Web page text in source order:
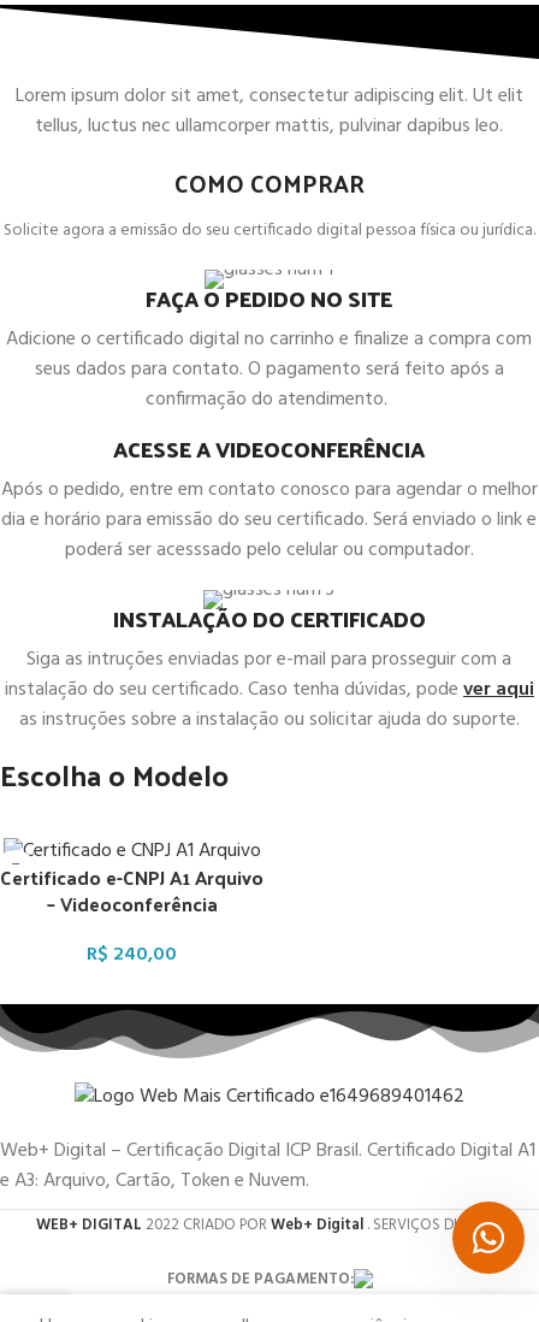
Lorem ipsum dolor sit amet, consectetur adipiscing elit. Ut elit
tellus, luctus nec ullamcorper mattis, pulvinar dapibus leo.
COMO COMPRAR
Solicite agora a emissão do seu certificado digital pessoa física ou jurídica.
FAÇA O PEDIDO NO SITE
Adicione o certificado digital no carrinho e finalize a compra com
seus dados para contato. O pagamento será feito após a
confirmação do atendimento.
ACESSE A VIDEOCONFERÊNCIA
Após o pedido, entre em contato conosco para agendar o melhor
dia e horário para emissão do seu certificado. Será enviado o link e
poderá ser acesssado pelo celular ou computador.
INSTALAÇÃO DO CERTIFICADO
Siga as intruções enviadas por e-mail para prosseguir com a
instalação do seu certificado. Caso tenha dúvidas, podever aqui
as instruções sobre a instalação ou solicitar ajuda do suporte.
Escolha o Modelo
Certificado e-CNPJ A1 Arquivo
– Videoconferência
R$ 240,00
Web+ Digital – Certificação Digital ICP Brasil. Certificado Digital A1
e A3: Arquivo, Cartão, Token e Nuvem.
WEB+ DIGITAL 2022 CRIADO PORWeb+ Digital. SERVIÇOS DIGITAIS.
FORMAS DE PAGAMENTO: